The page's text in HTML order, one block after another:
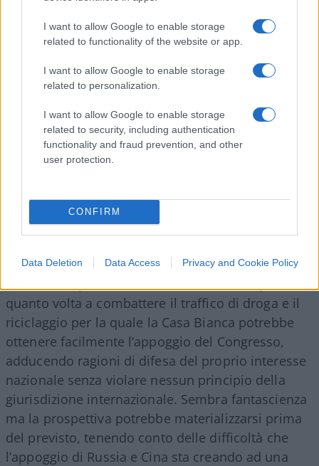
I want to allow Google to enable storage
related to functionality of the website or app.
I want to allow Google to enable storage
related to personalization.
I want to allow Google to enable storage
related to security, including authentication
functionality and fraud prevention, and other
user protection.
CONFIRM
Data Deletion Data Access Privacy and Cookie Policy
la firma di un accordo bilaterale di assistenza
militare con gli Stati Uniti con l’installazione di
basi militari americane in territorio venezuelano
Plan Venezuela); 5) questa struttura appoggerebbe
controllare i gruppi paramilitari e le milizie
attualmente al servizio di Maduro.
I vantaggi di questa strategia sarebbero chiari,
secondo Sosa: nessuna necessità di autorizzazioni
richiederebbe nel caso di un’azione militare
quanto volta a combattere il traffico di droga e il
riciclaggio per la quale la Casa Bianca potrebbe
ottenere facilmente l’appoggio del Congresso,
adducendo ragioni di difesa del proprio interesse
nazionale senza violare nessun principio della
giurisdizione internazionale. Sembra fantascienza
ma la prospettiva potrebbe materializzarsi prima
del previsto, tenendo conto delle difficoltà che
l’appoggio di Russia e Cina sta creando ad una